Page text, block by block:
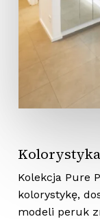
Kolekcja Pure
kolorystykę,
modeli peruk